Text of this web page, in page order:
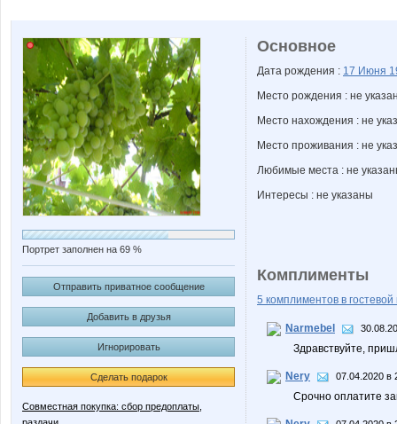
Портрет заполнен на 69 %
Отправить приватное сообщение
Добавить в друзья
Игнорировать
Сделать подарок
Совместная покупка: сбор предоплаты,
Основное
Дата рождения : 17 Июня
Место рождения : не
Место нахождения : не
Место проживания : не
Любимые места : не
Интересы : не указаны
Комплименты
5 комплиментов в гостевой
Narmebel
Здравствуйте,
Nery 07.04.2020 в
Срочно оплатите